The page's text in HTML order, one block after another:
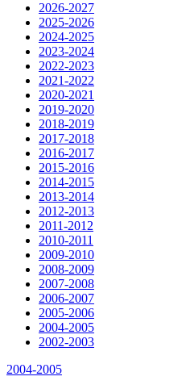
2026-2027
2025-2026
2024-2025
2023-2024
2022-2023
2021-2022
2020-2021
2019-2020
2018-2019
2017-2018
2016-2017
2015-2016
2014-2015
2013-2014
2012-2013
2011-2012
2010-2011
2009-2010
2008-2009
2007-2008
2006-2007
2005-2006
2004-2005
2002-2003
2004-2005